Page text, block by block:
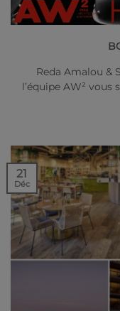
Reda Amalou &
l’équipe AW² vous
21
Déc